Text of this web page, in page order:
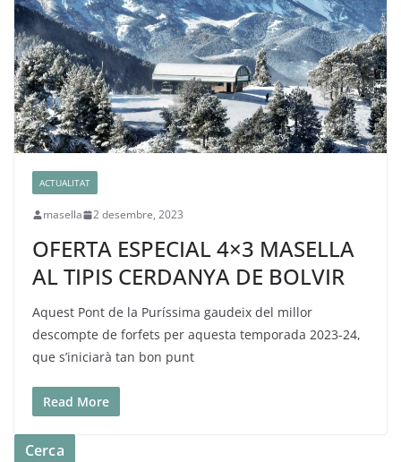
ACTUALITAT
masella 2 desembre, 2023
OFERTA ESPECIAL 4×3 MASELLA
AL TIPIS CERDANYA DE BOLVIR
Aquest Pont de la Puríssima gaudeix del millor
descompte de forfets per aquesta temporada 2023-24,
que s’iniciarà tan bon punt
Read More
Cerca